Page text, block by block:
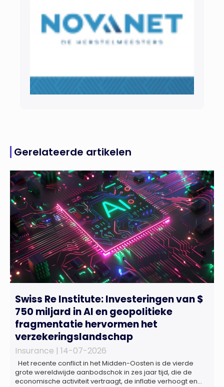
Gerelateerde artikelen
Swiss Re Institute: Investeringen van $
750 miljard in AI en geopolitieke
fragmentatie hervormen het
verzekeringslandschap
Insurance | 14-07-2026
Het recente conflict in het Midden-Oosten is de vierde
grote wereldwijde aanbodschok in zes jaar tijd, die de
economische activiteit vertraagt, de inflatie verhoogt en